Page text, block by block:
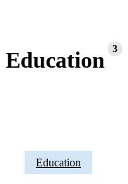
Education 3
Education